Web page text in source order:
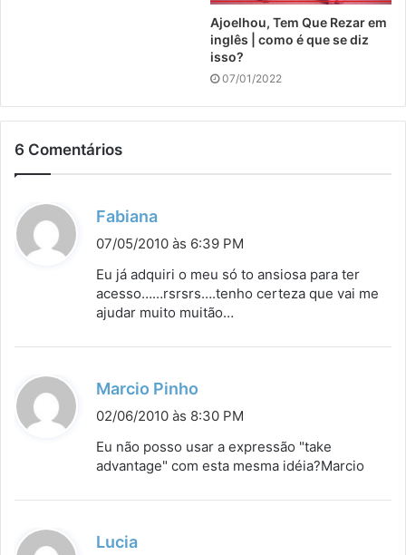
Ajoelhou, Tem Que Rezar em
inglês | como é que se diz
isso?
07/01/2022
6 Comentários
Fabiana
i
s
e
07/05/2010 às 6:39 PM
Eu já adquiri o meu só to ansiosa para ter
acesso……rsrsrs….tenho certeza que vai me
ajudar muito muitão…
Marcio Pinho
i
s
02/06/2010 às 8:30 PM
Eu não posso usar a expressão "take
advantage" com esta mesma idéia?Marcio
Lucia